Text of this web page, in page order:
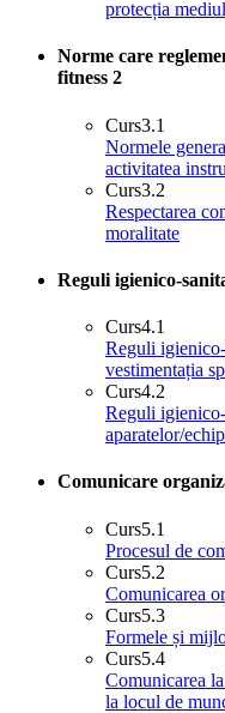
protecția
Norme care
fitness 2
Curs3.1
Normele
activitatea
Curs3.2
Respectarea
moralitate
Reguli igienico-
Curs4.1
Reguli
vestimentația
Curs4.2
Reguli
aparatelor/
Comunicare
Curs5.1
Procesul de
Curs5.2
Comunicarea
Curs5.3
Formele și
Curs5.4
Comunicarea
la locul de